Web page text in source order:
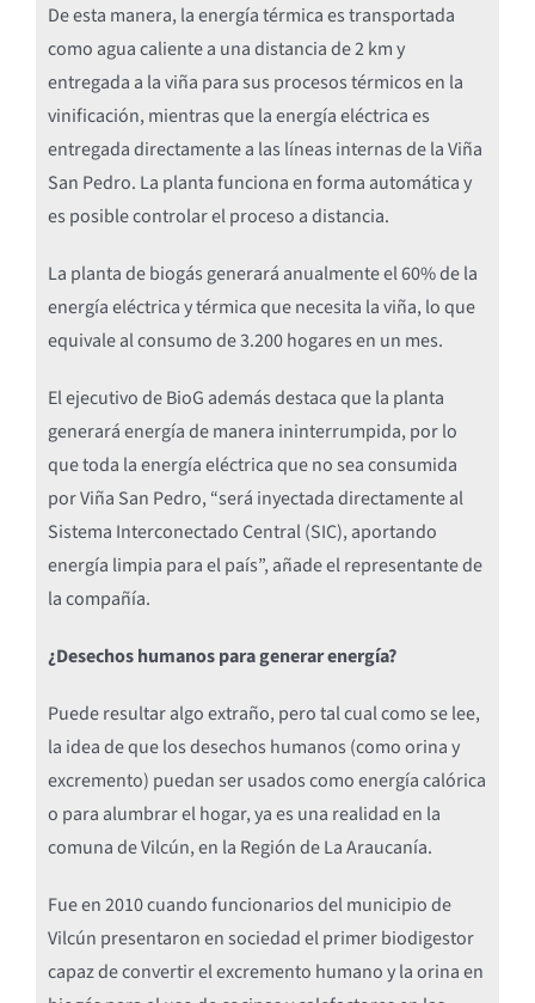
De esta manera, la energía térmica es transportada
como agua caliente a una distancia de 2 km y
entregada a la viña para sus procesos térmicos en la
vinificación, mientras que la energía eléctrica es
entregada directamente a las líneas internas de la Viña
San Pedro. La planta funciona en forma automática y
es posible controlar el proceso a distancia.
La planta de biogás generará anualmente el 60% de la
energía eléctrica y térmica que necesita la viña, lo que
equivale al consumo de 3.200 hogares en un mes.
El ejecutivo de BioG además destaca que la planta
generará energía de manera ininterrumpida, por lo
que toda la energía eléctrica que no sea consumida
por Viña San Pedro, “será inyectada directamente al
Sistema Interconectado Central (SIC), aportando
energía limpia para el país”, añade el representante de
la compañía.
¿Desechos humanos para generar energía?
Puede resultar algo extraño, pero tal cual como se lee,
la idea de que los desechos humanos (como orina y
excremento) puedan ser usados como energía calórica
o para alumbrar el hogar, ya es una realidad en la
comuna de Vilcún, en la Región de La Araucanía.
Fue en 2010 cuando funcionarios del municipio de
Vilcún presentaron en sociedad el primer biodigestor
capaz de convertir el excremento humano y la orina en